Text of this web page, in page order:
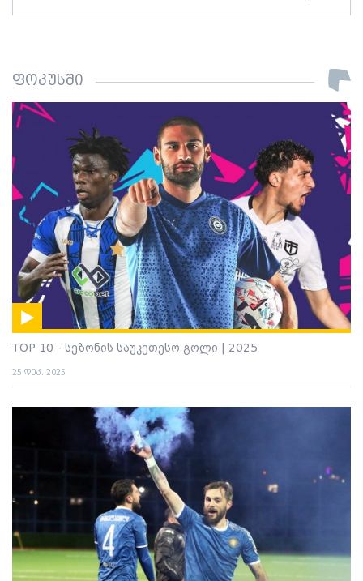
ფოკუსში
TOP 10 - სეზონის საუკეთესო გოლი | 2025
25 დეკ. 2025